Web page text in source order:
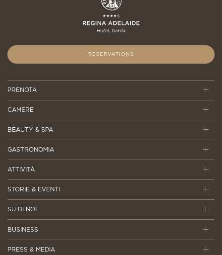
RESERVATIONS
PRENOTA
CAMERE
BEAUTY & SPA
GASTRONOMIA
ATTIVITÀ
STORIE & EVENTI
SU DI NOI
BUSINESS
PRESS & MEDIA